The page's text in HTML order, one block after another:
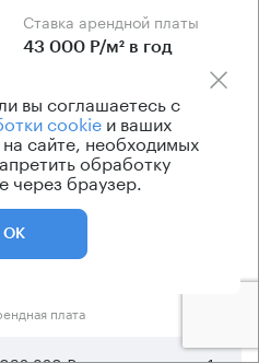
Ставка арендной платы
43 000 Р/м² в год
Эксплуатационные расходы
Включены в ставку
презентацию
в этом здании:
плата
вы соглашаетесь с
cookieи ваших
сайте, необходимых
обработку
через браузер.
ОК